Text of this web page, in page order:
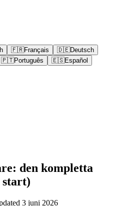
🇫🇷Français 🇩🇪Deutsch
🇵🇹Português 🇪🇸Español
den kompletta
start)
3 juni 2026